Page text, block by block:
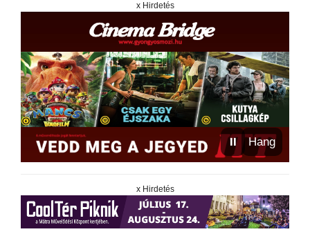
x Hirdetés
⏸ Hang
x Hirdetés